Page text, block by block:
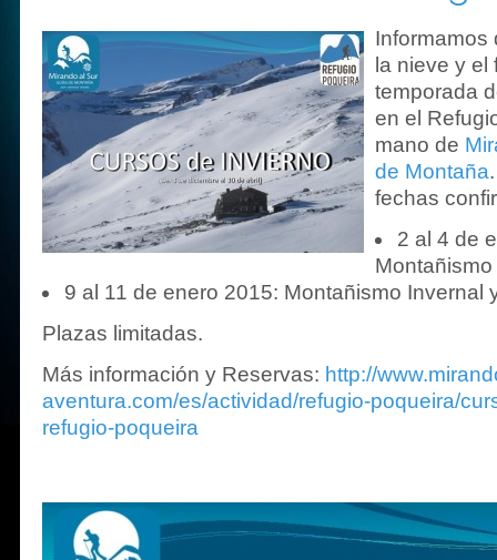
Informamos
la nieve y el
temporada
en el
mano de
de Montaña
fechas
2 al 4 de
9 al 11 de enero 2015: Montañismo Invernal
Plazas limitadas.
Más información y Reservas: http://
aventura.com/es/actividad/refugio-poqueira/
refugio-poqueira